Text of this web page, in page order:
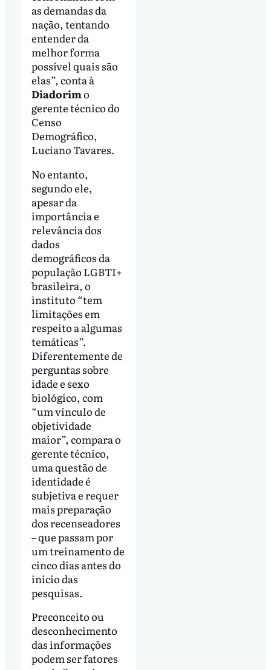
as demandas da
nação, tentando
entender da
melhor forma
possível quais são
elas”, conta à
Diadorimo
gerente técnico do
Censo
Demográfico,
Luciano Tavares.
No entanto,
segundo ele,
apesar da
importância e
relevância dos
dados
demográficos da
população LGBTI+
brasileira, o
instituto “tem
limitações em
respeito a algumas
temáticas”.
Diferentemente de
perguntas sobre
idade e sexo
biológico, com
“um vínculo de
objetividade
maior”, compara o
gerente técnico,
uma questão de
identidade é
subjetiva e requer
mais preparação
dos recenseadores
– que passam por
um treinamento de
cinco dias antes do
início das
pesquisas.
Preconceito ou
desconhecimento
das informações
podem ser fatores